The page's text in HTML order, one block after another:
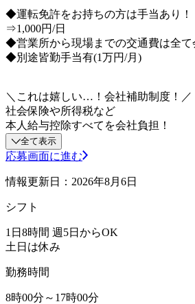
◆運転免許をお持ちの方は手当あり！
⇒1,000円/日
◆営業所から現場までの交通費は全て
◆別途皆勤手当有(1万円/月)
＼これは嬉しい…！会社補助制度！／
社会保険や所得税など
本人給与控除すべてを会社負担！
全て表示
応募画面に進む
情報更新日：2026年8月6日
シフト
1日8時間 週5日からOK
土日は休み
勤務時間
8時00分～17時00分